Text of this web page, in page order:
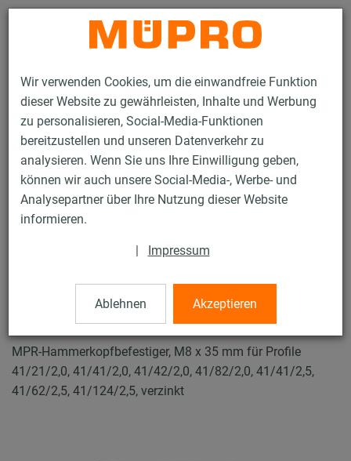
Wir verwenden Cookies, um die einwandfreie Funktion
dieser Website zu gewährleisten, Inhalte und Werbung
zu personalisieren, Social-Media-Funktionen
bereitzustellen und unseren Datenverkehr zu
analysieren. Wenn Sie uns Ihre Einwilligung geben,
können wir auch unsere Social-Media-, Werbe- und
Analysepartner über Ihre Nutzung dieser Website
informieren.
| Impressum
Ablehnen Akzeptieren
Kontakt
Produkte Befestigungstechnik
Lüftungsbefestigung
Installationsschienen für die Lüftungsbefestigung
MPR-Systemschienen (leichter bis mittlerer Lastbereich)
MPR-Hammerkopfbefestiger
MPR-Hammerkopfbefestiger
MPR-Hammerkopfbefestiger, M8 x 35 mm für Profile
41/21/2,0, 41/41/2,0, 41/42/2,0, 41/82/2,0, 41/41/2,5,
41/62/2,5, 41/124/2,5, verzinkt